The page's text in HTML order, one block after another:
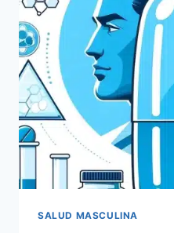
SALUD MASCULINA